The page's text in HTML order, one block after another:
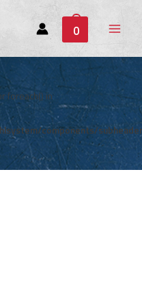
0
Main
Menu
foreach() in
components/